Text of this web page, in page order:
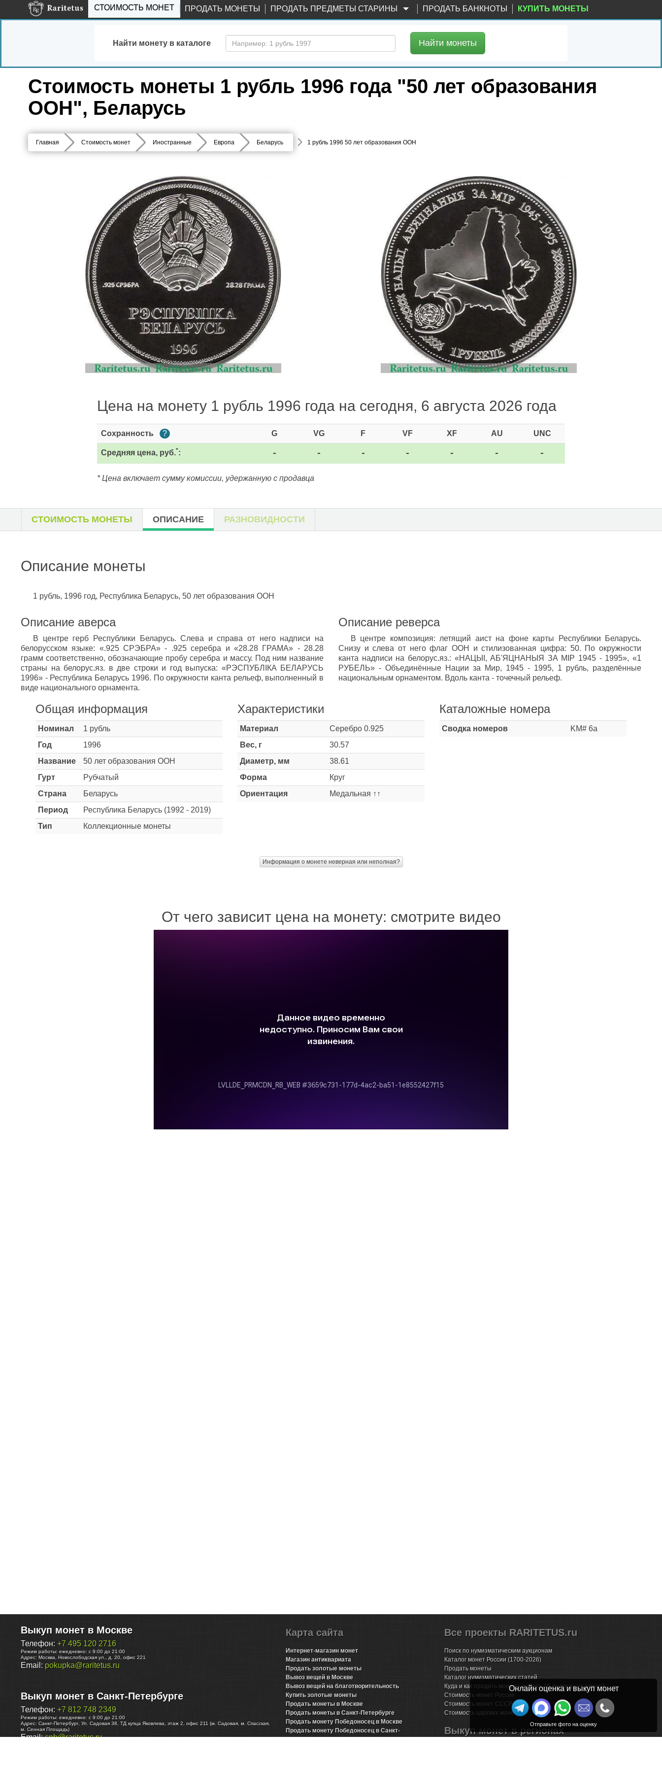
СТОИМОСТЬ МОНЕТ ПРОДАТЬ МОНЕТЫ ПРОДАТЬ ПРЕДМЕТЫ СТАРИНЫ ПРОДАТЬ БАНКНОТЫ КУПИТЬ МОНЕТЫ
Найти монету в каталоге Найти монеты
Стоимость монеты 1 рубль 1996 года "50 лет образования
ООН", Беларусь
Главная Стоимость монет Иностранные Европа Беларусь 1 рубль 1996 50 лет образования ООН
Цена на монету 1 рубль 1996 года на сегодня, 6 августа 2026 года
Сохранность ? G VG F VF XF AU UNC
Средняя цена, руб.*: - - - - - - -
* Цена включает сумму комиссии, удержанную с продавца
СТОИМОСТЬ МОНЕТЫ ОПИСАНИЕ РАЗНОВИДНОСТИ
Описание монеты
1 рубль, 1996 год, Республика Беларусь, 50 лет образования ООН
Описание аверса
В центре герб Республики Беларусь. Слева и справа от него надписи на
белорусском языке: «.925 СРЭБРА» - .925 серебра и «28.28 ГРАМА» - 28.28
грамм соответственно, обозначающие пробу серебра и массу. Под ним название
страны на белорус.яз. в две строки и год выпуска: «РЭСПУБЛIКА БЕЛАРУСЬ
1996» - Республика Беларусь 1996. По окружности канта рельеф, выполненный в
виде национального орнамента.
Описание реверса
В центре композиция: летящий аист на фоне карты Республики Беларусь.
Снизу и слева от него флаг ООН и стилизованная цифра: 50. По окружности
канта надписи на белорус.яз.: «НАЦЫI, АБ'ЯЦНАНЫЯ ЗА МIР 1945 - 1995», «1
РУБЕЛЬ» - Объединённые Нации за Мир, 1945 - 1995, 1 рубль, разделённые
национальным орнаментом. Вдоль канта - точечный рельеф.
Общая информация
Номинал
1 рубль
Год
1996
Название
50 лет образования ООН
Гурт
Рубчатый
Страна
Беларусь
Период
Республика Беларусь (1992 - 2019)
Тип
Коллекционные монеты
Характеристики
Материал
Серебро 0.925
Вес, г
30.57
Диаметр, мм
38.61
Форма
Круг
Ориентация
Медальная ↑↑
Каталожные номера
Сводка номеров KM# 6a
Информация о монете неверная или неполная?
От чего зависит цена на монету: смотрите видео
Выкуп монет в Москве
Телефон: +7 495 120 2716
Режим работы: ежедневно: с 9:00 до 21:00
Адрес: Москва Новослободская ул., д. 20, офис 221
Email: pokupka@raritetus.ru
Выкуп монет в Санкт-Петербурге
Телефон: +7 812 748 2349
Режим работы: ежедневно: с 9:00 до 21:00
Адрес: Санкт-Петербург, Ул. Садовая 38, ТД купца Яковлева, этаж 2, офис 211 (м. Садовая, м. Спасская,
м. Сенная Площадь)
Email:spb@raritetus.ru
Карта сайта
Интернет-магазин монет
Магазин антиквариата
Продать золотые монеты
Вывоз вещей в Москве
Вывоз вещей на благотворительность
Купить золотые монеты
Продать монеты в Москве
Продать монеты в Санкт-Петербурге
Продать монету Победоносец в Москве
Продать монету Победоносец в Санкт-
Все проекты RARITETUS.ru
Поиск по нумизматическим аукционам
Каталог монет России (1700-2026)
Продать монеты
Каталог нумизматических статей
Куда и как продать монеты дорого: 15 подводных камней
Стоимость монет России
Стоимость монет СССР
Стоимость царских монет
Выкуп монет в регионах
Онлайн оценка и выкуп монет